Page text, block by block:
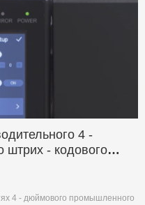
4 -
- кодового
4 - дюймового промышленного